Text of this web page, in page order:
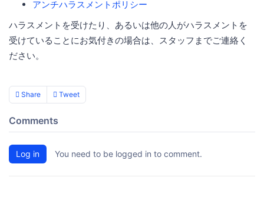
アンチハラスメントポリシー
ハラスメントを受けたり、あるいは他の人がハラスメントを
受けていることにお気付きの場合は、スタッフまでご連絡く
ださい。
Share Tweet
Comments
Log in You need to be logged in to comment.